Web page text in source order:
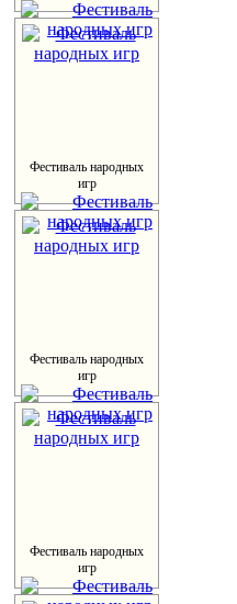
Фестиваль народных
игр
Фестиваль народных
игр
Фестиваль народных
игр